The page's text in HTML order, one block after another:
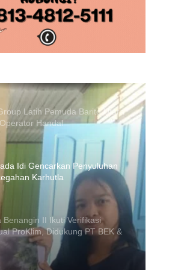
Tangki BBM Terbalik di Barito
Sopir Meninggal Tertindih Unit
Idi Gencarkan Penyuluhan
Karhutla
Benangin II Ikuti Verifikasi
ProKlim, Didukung PT BEK &
Buka Wawasan Industri
Mahasiswa Muara